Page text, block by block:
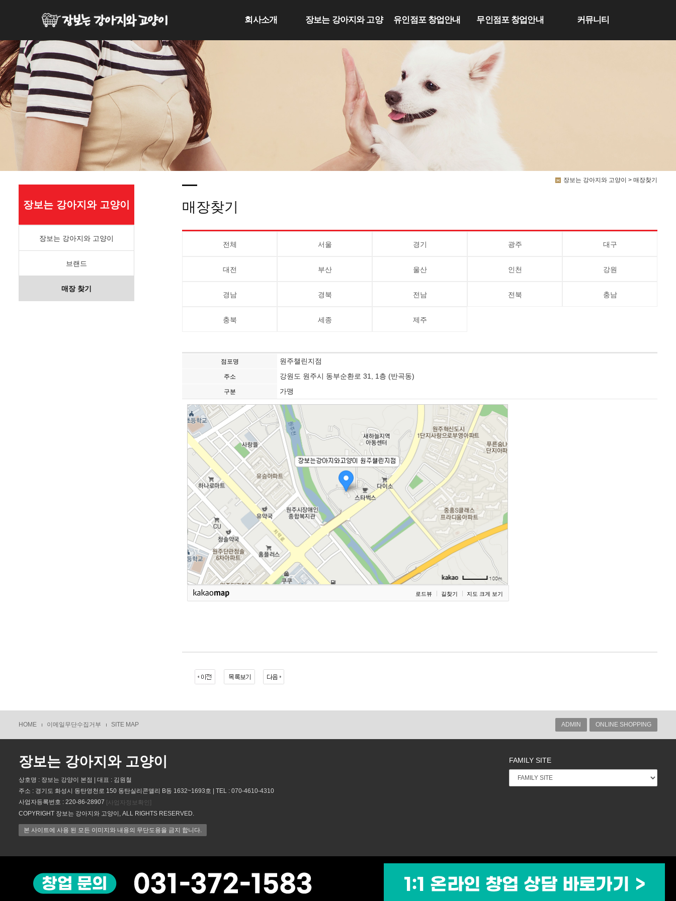
회사소개 장보는 강아지와 고양
이
유인점포 창업안내 무인점포 창업안내 커뮤니티
장보는 강아지와 고양이 > 매장찾기
장보는 강아지와 고양이
장보는 강아지와 고양이
브랜드
매장 찾기
매장찾기
전체 서울 경기 광주 대구
대전 부산 울산 인천 강원
경남 경북 전남 전북 충남
충북 세종 제주
점포명 원주챌린지점
주소 강원도 원주시 동부순환로 31, 1층 (반곡동)
구분 가맹
로드뷰 길찾기 지도 크게 보기
HOME 이메일무단수집거부 SITE MAP ADMIN ONLINE SHOPPING
장보는 강아지와 고양이
상호명 : 장보는 강양이 본점 | 대표 : 김원철
주소 : 경기도 화성시 동탄영천로 150 동탄실리콘앨리 B동 1632~1693호 | TEL : 070-4610-4310
사업자등록번호 : 220-86-28907 [사업자정보확인]
COPYRIGHT 장보는 강아지와 고양이, ALL RIGHTS RESERVED.
본 사이트에 사용 된 모든 이미지와 내용의 무단도용을 금지 합니다.
FAMILY SITE